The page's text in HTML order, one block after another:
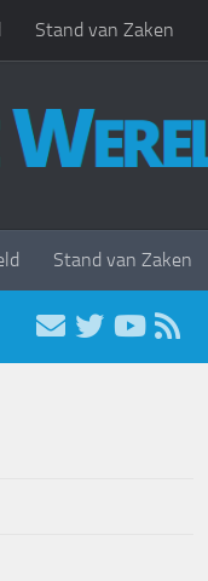
Stand van Zaken
Stand van Zaken